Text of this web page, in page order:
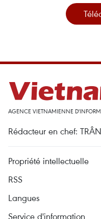
AGENCE VIETNAMIENNE
Rédacteur en chef:
Propriété intellectuelle
RSS
Langues
Service d'information